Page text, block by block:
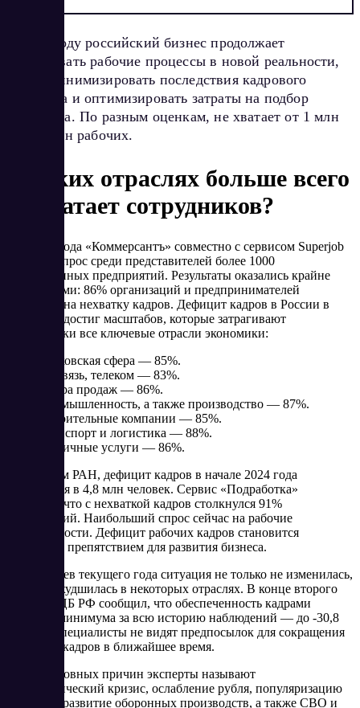
В 2024 году российский бизнес продолжает
выстраивать рабочие процессы в новой реальности,
чтобы минимизировать последствия кадрового
дефицита и оптимизировать затраты на подбор
персонала. По разным оценкам, не хватает от 1 млн
до 4,8 млн рабочих.
В каких отраслях больше всего
не хватает сотрудников?
В начале года «Коммерсантъ» совместно с сервисом Superjob
провели опрос среди представителей более 1000
отечественных предприятий. Результаты оказались крайне
тревожными: 86% организаций и предпринимателей
жалуются на нехватку кадров. Дефицит кадров в России в
2024 году достиг масштабов, которые затрагивают
практически все ключевые отрасли экономики:
Банковская сфера — 85%.
IT, связь, телеком — 83%.
Сфера продаж — 86%.
Промышленность, а также производство — 87%.
Строительные компании — 85%.
Транспорт и логистика — 88%.
Различные услуги — 86%.
По данным РАН, дефицит кадров в начале 2024 года
оценивался в 4,8 млн человек. Сервис «Подработка»
сообщает, что с нехваткой кадров столкнулся 91%
организаций. Наибольший спрос сейчас на рабочие
специальности. Дефицит рабочих кадров становится
серьезным препятствием для развития бизнеса.
За 6 месяцев текущего года ситуация не только не изменилась,
но даже ухудшилась в некоторых отраслях. В конце второго
квартала ЦБ РФ сообщил, что обеспеченность кадрами
достигла минимума за всю историю наблюдений — до -30,8
пункта. Специалисты не видят предпосылок для сокращения
дефицита кадров в ближайшее время.
Среди основных причин эксперты называют
демографический кризис, ослабление рубля, популяризацию
курьеров, развитие оборонных производств, а также СВО и